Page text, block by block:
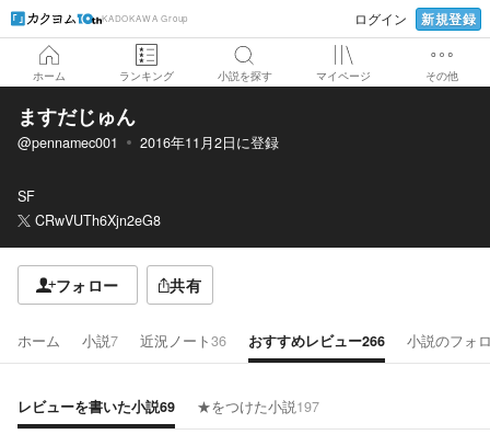
KADOKAWA Group ログイン 新規登録
ホーム ランキング 小説を探す マイページ その他
ますだじゅん
@pennamec001 2016年11月2日に登録
SF
CRwVUTh6Xjn2eG8
フォロー 共有
ホーム 小説7 近況ノート36 おすすめレビュー266 小説のフォ
レビューを書いた小説69 ★をつけた小説197